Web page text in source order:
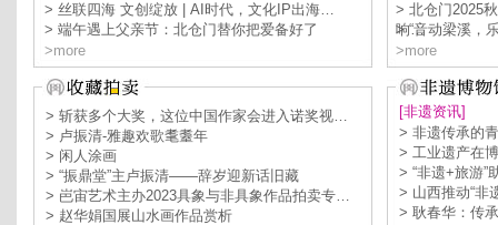
> 丝联四海 文创绽放 | AI时代，文化IP出海…
> 端午遇上父亲节：北仓门替你把爱备好了
>more
> 斩获多个大奖，这位中国作家会进入诺奖视…
> 卢振清-雅趣欢歌耄耋年
> 闲人涂画
> “振鼎堂”主卢振清——辞岁迎新话旧藏
> 岜宙艺术主办2023具象与非具象作品拍卖专…
> 赵华娟国展山水画作品赏析
> 北仓门2025
响…
> “音动梁溪，
>more
[非遗资讯]
> 非遗传承的
> 工业遗产在
> “非遗+旅游”
> 山西推动“非
> 耿春华：传